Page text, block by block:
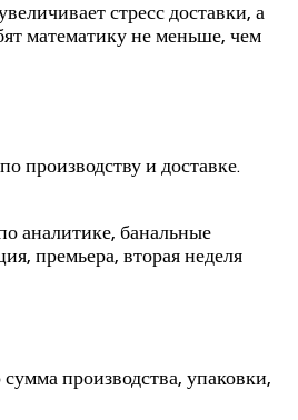
стресс доставки, а
математику не меньше, чем
производству и доставке.
аналитике, банальные
премьера, вторая неделя
производства, упаковки,